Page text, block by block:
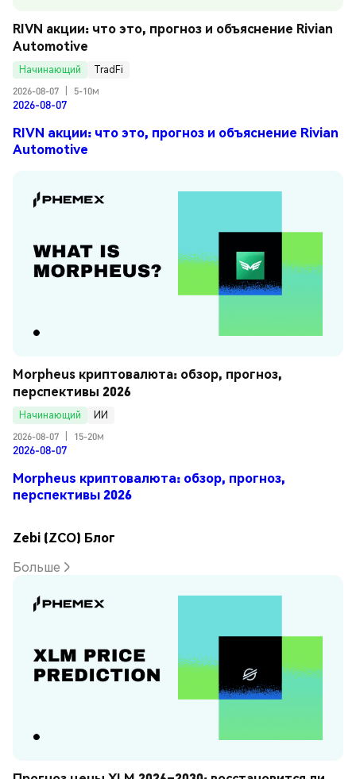
RIVN акции: что это, прогноз и объяснение Rivian
Automotive
Начинающий
TradFi
2026-08-07
5-10м
2026-08-07
RIVN акции: что это, прогноз и объяснение Rivian
Automotive
Morpheus криптовалюта: обзор, прогноз,
перспективы 2026
Начинающий
ИИ
2026-08-07
15-20м
2026-08-07
Morpheus криптовалюта: обзор, прогноз,
перспективы 2026
Zebi (ZCO) Блог
Больше